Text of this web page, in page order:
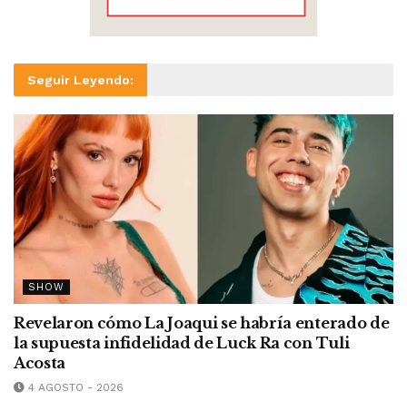
Seguir Leyendo:
SHOW
Revelaron cómo La Joaqui se habría enterado de
la supuesta infidelidad de Luck Ra con Tuli
Acosta
4 AGOSTO - 2026